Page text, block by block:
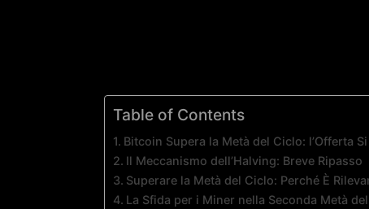
Table of Contents
Bitcoin Supera la Metà del Ciclo: l’Offerta
Il Meccanismo dell’Halving: Breve Ripasso
Superare la Metà del Ciclo: Perché È
La Sfida per i Miner nella Seconda Metà